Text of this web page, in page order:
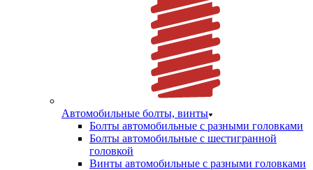
Автомобильные болты, винты
Болты автомобильные с разными головками
Болты автомобильные с шестигранной
головкой
Винты автомобильные с разными головками